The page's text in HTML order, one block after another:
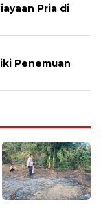
Pria di
Penemuan